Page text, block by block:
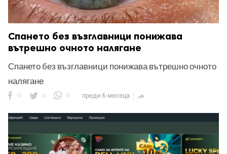
Спането без възглавници понижава
вътрешно очното налягане
Спането без възглавници понижава вътрешно очното
налягане
0 0 0 преди 6 месеца 